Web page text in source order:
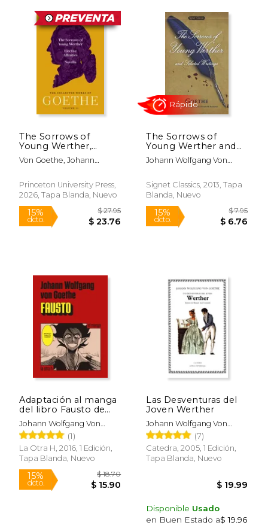
12%
dcto.
$ 6.00
$ 5.29
12%
dcto. $
dcto.
The Sorrows of
Young Werther,
Elective Affinities, and
Novella: The
Goethe, Volume 11
(en Inglés)
Von Goethe, Johann
E.; Lange, Victor
Princeton University Press,
2026, Tapa Blanda, Nuevo
The Sorrows of
Young Werther and
Selected Writings
(Signet Classics) (en
Johann Wolfgang Von
Signet Classics, 2013, Tapa
Blanda, Nuevo
Adaptación al manga
del libro Fausto de
Johann Wolfgang
von Goethe
Johann Wolfgang Von
Goethe
(1)
La Otra H, 2016, 1 Edición,
Tapa Blanda, Nuevo
Las Desventuras del
Joven Werther
Johann Wolfgang Von
Goethe
(7)
Catedra, 2005, 1 Edición,
Tapa Blanda, Nuevo
Disponible Usado
en Buen Estado a$ 19.96